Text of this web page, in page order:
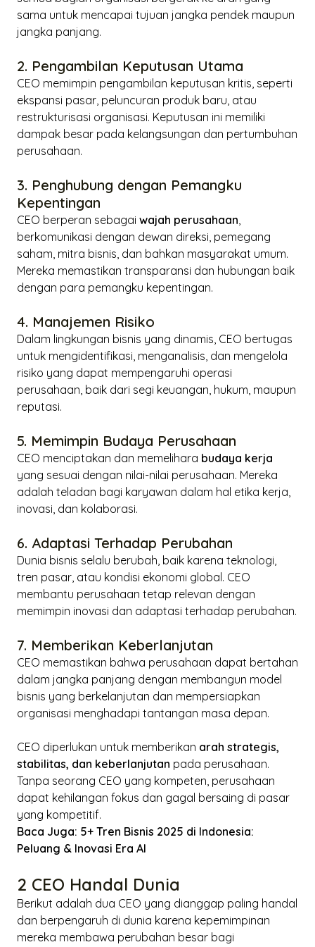
sama untuk mencapai tujuan jangka pendek maupun
jangka panjang.
2. Pengambilan Keputusan Utama
CEO memimpin pengambilan keputusan kritis, seperti
ekspansi pasar, peluncuran produk baru, atau
restrukturisasi organisasi. Keputusan ini memiliki
dampak besar pada kelangsungan dan pertumbuhan
perusahaan.
3. Penghubung dengan Pemangku
Kepentingan
CEO berperan sebagai wajah perusahaan
berkomunikasi dengan dewan direksi, pemegang
saham, mitra bisnis, dan bahkan masyarakat umum.
Mereka memastikan transparansi dan hubungan baik
dengan para pemangku kepentingan.
4. Manajemen Risiko
Dalam lingkungan bisnis yang dinamis, CEO bertugas
untuk mengidentifikasi, menganalisis, dan mengelola
risiko yang dapat mempengaruhi operasi
perusahaan, baik dari segi keuangan, hukum, maupun
reputasi.
5. Memimpin Budaya Perusahaan
CEO menciptakan dan memelihara budaya kerja
yang sesuai dengan nilai-nilai perusahaan. Mereka
adalah teladan bagi karyawan dalam hal etika kerja,
inovasi, dan kolaborasi.
6. Adaptasi Terhadap Perubahan
Dunia bisnis selalu berubah, baik karena teknologi,
tren pasar, atau kondisi ekonomi global. CEO
membantu perusahaan tetap relevan dengan
memimpin inovasi dan adaptasi terhadap perubahan.
7. Memberikan Keberlanjutan
CEO memastikan bahwa perusahaan dapat bertahan
dalam jangka panjang dengan membangun model
bisnis yang berkelanjutan dan mempersiapkan
organisasi menghadapi tantangan masa depan.
CEO diperlukan untuk memberikan arah strategis,
stabilitas, dan keberlanjutan pada perusahaan.
Tanpa seorang CEO yang kompeten, perusahaan
dapat kehilangan fokus dan gagal bersaing di pasar
yang kompetitif.
Baca Juga: 5+ Tren Bisnis 2025 di Indonesia:
Peluang & Inovasi Era AI
2 CEO Handal Dunia
Berikut adalah dua CEO yang dianggap paling handal
dan berpengaruh di dunia karena kepemimpinan
mereka membawa perubahan besar bagi